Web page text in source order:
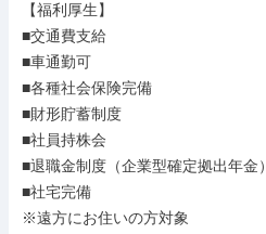
【福利厚生】
■交通費支給
■車通勤可
■各種社会保険完備
■財形貯蓄制度
■社員持株会
■退職金制度（企業型確定拠出年金）
■社宅完備
※遠方にお住いの方対象